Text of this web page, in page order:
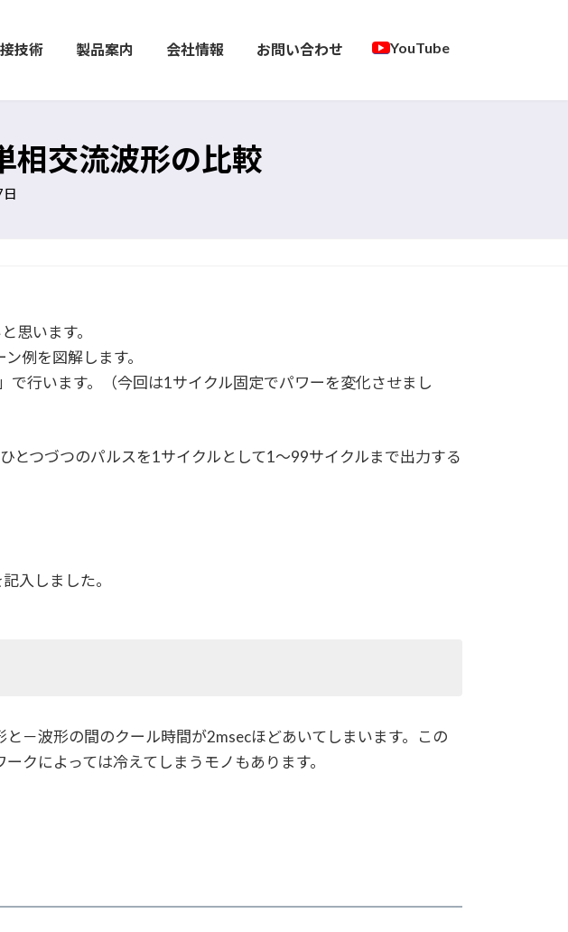
技術 製品案内 会社情報 お問い合わせ YouTube
相交流波形の比較
思います。
例を図解します。
行います。（今回は1サイクル固定でパワーを変化させまし
とつづつのパルスを1サイクルとして1～99サイクルまで出力する
入しました。
と－波形の間のクール時間が2msecほどあいてしまいます。この
ークによっては冷えてしまうモノもあります。